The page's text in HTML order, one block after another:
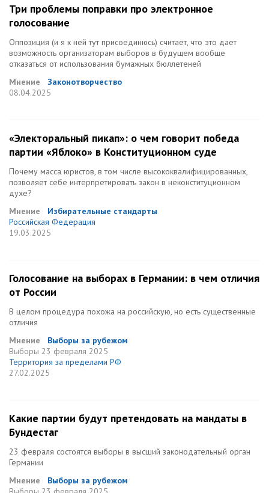
Три проблемы поправки про электронное
голосование
Оппозиция (и я к ней тут присоединюсь) считает, что это дает
возможность организаторам выборов в будущем вообще
отказаться от использования бумажных бюллетеней
Мнение
Законотворчество
08.04.2025
«Электоральный пикап»: о чем говорит победа
партии «Яблоко» в Конституционном суде
Почему масса юристов, в том числе высококвалифицированных,
позволяет себе интерпретировать закон в неконституционном
духе?
Мнение
Избирательные стандарты
Российская Федерация
19.03.2025
Голосование на выборах в Германии: в чем отличия
от России
В целом процедура похожа на российскую, но есть существенные
отличия
Мнение
Выборы за рубежом
Выборы 23 февраля 2025
Территория за пределами РФ
27.02.2025
Какие партии будут претендовать на мандаты в
Бундестаг
23 февраля состоятся выборы в высший законодательный орган
Германии
Мнение
Выборы за рубежом